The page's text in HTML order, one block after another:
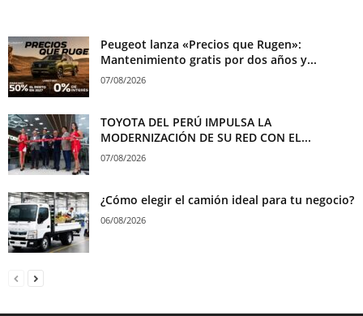
Peugeot lanza «Precios que Rugen»:
Mantenimiento gratis por dos años y...
07/08/2026
TOYOTA DEL PERÚ IMPULSA LA
MODERNIZACIÓN DE SU RED CON EL...
07/08/2026
¿Cómo elegir el camión ideal para tu negocio?
06/08/2026